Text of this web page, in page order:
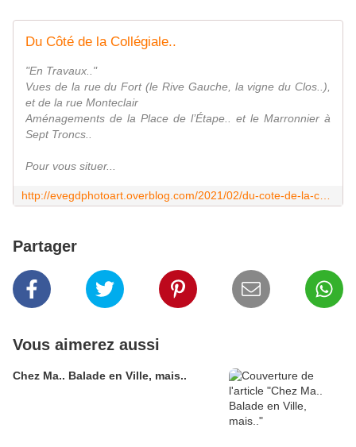
Du Côté de la Collégiale..
"En Travaux.."
Vues de la rue du Fort (le Rive Gauche, la vigne du Clos..),
et de la rue Monteclair
Aménagements de la Place de l’Étape.. et le Marronnier à
Sept Troncs..
Pour vous situer...
Partager
Vous aimerez aussi
Chez Ma.. Balade en Ville, mais..